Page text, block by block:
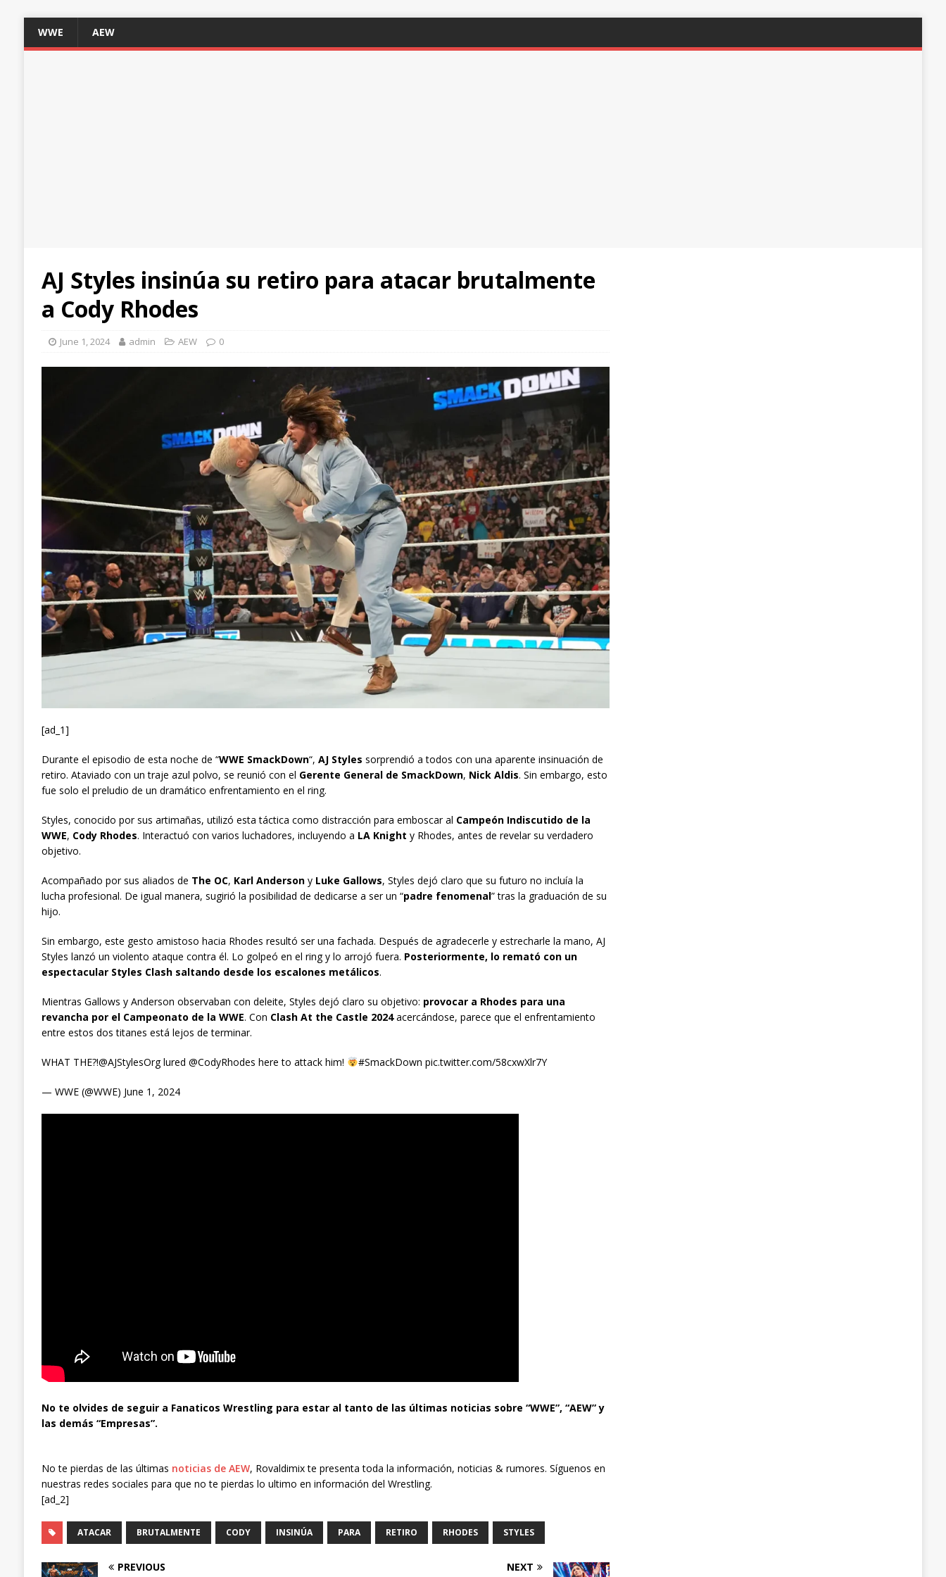
WWE AEW
AJ Styles insinúa su retiro para atacar brutalmente
a Cody Rhodes
June 1, 2024 admin AEW 0
[ad_1]
Durante el episodio de esta noche de “WWE SmackDown“, AJ Styles sorprendió a todos con una aparente insinuación de
retiro. Ataviado con un traje azul polvo, se reunió con el Gerente General de SmackDown, Nick Aldis. Sin embargo, esto
fue solo el preludio de un dramático enfrentamiento en el ring.
Styles, conocido por sus artimañas, utilizó esta táctica como distracción para emboscar al Campeón Indiscutido de la
WWE, Cody Rhodes. Interactuó con varios luchadores, incluyendo a LA Knight y Rhodes, antes de revelar su verdadero
objetivo.
Acompañado por sus aliados de The OC, Karl Andersony Luke Gallows, Styles dejó claro que su futuro no incluía la
lucha profesional. De igual manera, sugirió la posibilidad de dedicarse a ser un “padre fenomenal” tras la graduación de su
hijo.
Sin embargo, este gesto amistoso hacia Rhodes resultó ser una fachada. Después de agradecerle y estrecharle la mano, AJ
Styles lanzó un violento ataque contra él. Lo golpeó en el ring y lo arrojó fuera. Posteriormente, lo remató con un
espectacular Styles Clash saltando desde los escalones metálicos.
Mientras Gallows y Anderson observaban con deleite, Styles dejó claro su objetivo: provocar a Rhodes para una
revancha por el Campeonato de la WWE. Con Clash At the Castle 2024acercándose, parece que el enfrentamiento
entre estos dos titanes está lejos de terminar.
WHAT THE?!@AJStylesOrg lured @CodyRhodes here to attack him! #SmackDown pic.twitter.com/58cxwXlr7Y
— WWE (@WWE) June 1, 2024
No te olvides de seguir a Fanaticos Wrestling para estar al tanto de las últimas noticias sobre “WWE”, “AEW” y
las demás “Empresas”.
No te pierdas de las últimas noticias de AEW, Rovaldimix te presenta toda la información, noticias & rumores. Síguenos en
nuestras redes sociales para que no te pierdas lo ultimo en información del Wrestling.
[ad_2]
ATACAR BRUTALMENTE CODY INSINÚA PARA RETIRO RHODES STYLES
PREVIOUS NEXT